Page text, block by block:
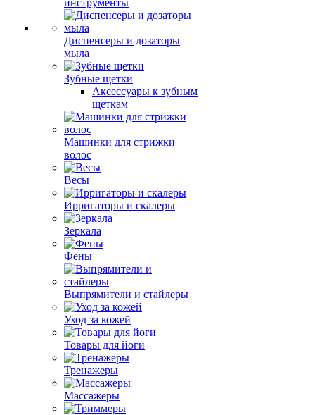
инструменты
Диспенсеры и дозаторы
мыла
Зубные щетки
Аксессуары к зубным
щеткам
Машинки для стрижки
волос
Весы
Ирригаторы и скалеры
Зеркала
Фены
Выпрямители и стайлеры
Уход за кожей
Товары для йоги
Тренажеры
Массажеры